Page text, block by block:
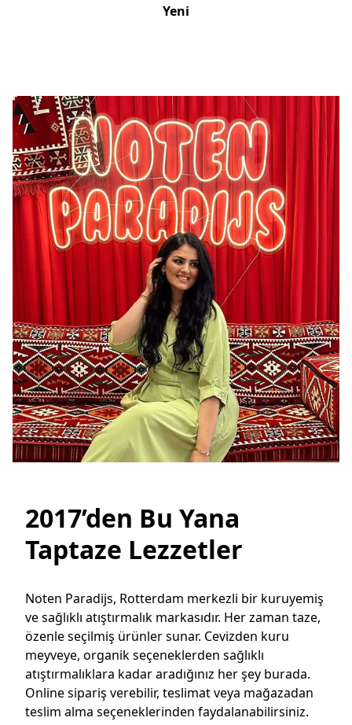
Yeni
2017’den Bu Yana
Taptaze Lezzetler
Noten Paradijs, Rotterdam merkezli bir kuruyemiş
ve sağlıklı atıştırmalık markasıdır. Her zaman taze,
özenle seçilmiş ürünler sunar. Cevizden kuru
meyveye, organik seçeneklerden sağlıklı
atıştırmalıklara kadar aradığınız her şey burada.
Online sipariş verebilir, teslimat veya mağazadan
teslim alma seçeneklerinden faydalanabilirsiniz.